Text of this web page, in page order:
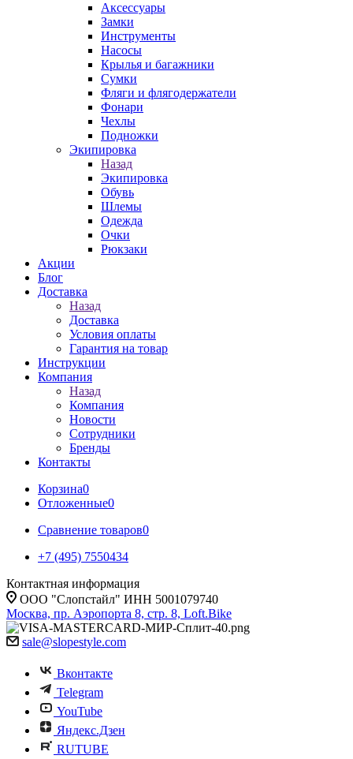
Аксессуары
Замки
Инструменты
Насосы
Крылья и багажники
Сумки
Фляги и флягодержатели
Фонари
Чехлы
Подножки
Экипировка
Назад
Экипировка
Обувь
Шлемы
Одежда
Очки
Рюкзаки
Акции
Блог
Доставка
Назад
Доставка
Условия оплаты
Гарантия на товар
Инструкции
Компания
Назад
Компания
Новости
Сотрудники
Бренды
Контакты
Корзина0
Отложенные0
Сравнение товаров0
+7 (495) 7550434
Контактная информация
ООО "Слопстайл" ИНН 5001079740
Москва, пр. Аэропорта 8, стр. 8, Loft.Bike
sale@slopestyle.com
Вконтакте
Telegram
YouTube
Яндекс.Дзен
RUTUBE